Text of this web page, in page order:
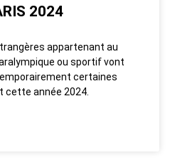
2024
appartenant au
ou sportif vont
certaines
cette année 2024.